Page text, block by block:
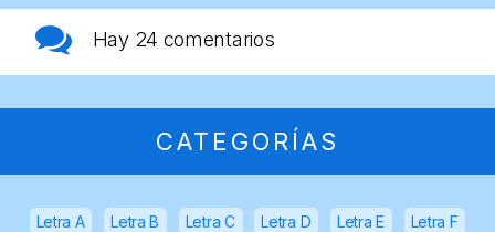
Hay 24 comentarios
CATEGORÍAS
Letra A Letra B Letra C Letra D Letra E Letra F